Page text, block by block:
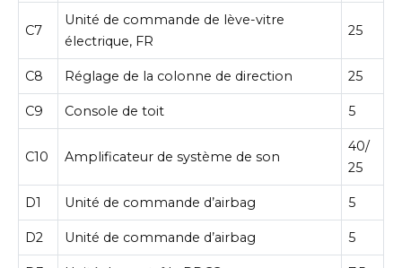
C7
Unité de commande de lève-vitre
électrique, FR
25
C8 Réglage de la colonne de direction 25
C9 Console de toit 5
C10 Amplificateur de système de son
40/
25
D1 Unité de commande d’airbag 5
D2 Unité de commande d’airbag 5